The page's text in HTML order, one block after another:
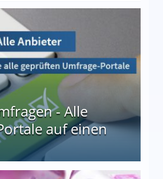
- Alle
auf einen